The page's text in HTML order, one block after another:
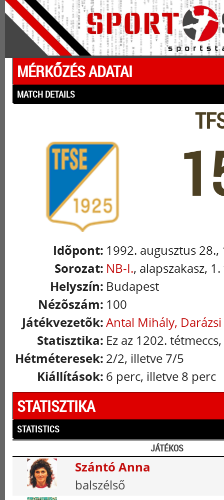
MÉRKŐZÉS ADATAI
MATCH DETAILS
Idõpont: 1992. augusztus 28.,
Sorozat: NB-I., alapszakasz,
Helyszín: Budapest
Nézõszám: 100
Játékvezetõk:Antal Mihály,
Statisztika: Ez az 1202.
Hétméteresek: 2/2, illetve 7/5
Kiállítások: 6 perc, illetve 8 perc
STATISZTIKA
STATISTICS
JÁTÉKOS
Szántó Anna
balszélső